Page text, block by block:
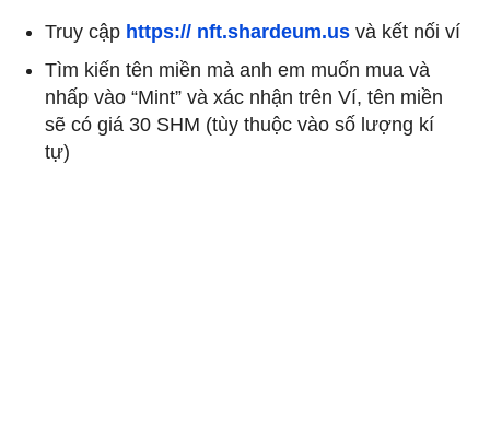
Truy cập https:// nft.shardeum.us và kết nối ví
Tìm kiến tên miền mà anh em muốn mua và
nhấp vào “Mint” và xác nhận trên Ví, tên miền
sẽ có giá 30 SHM (tùy thuộc vào số lượng kí
tự)